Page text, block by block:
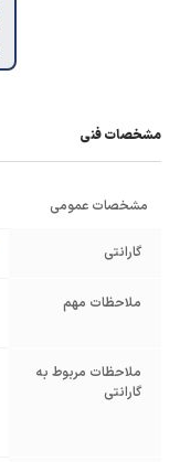
مشخصات فنی
مشخصات عمومی
گارانتی
ملاحظات مهم
ملاحظات مربوط به
گارانتی